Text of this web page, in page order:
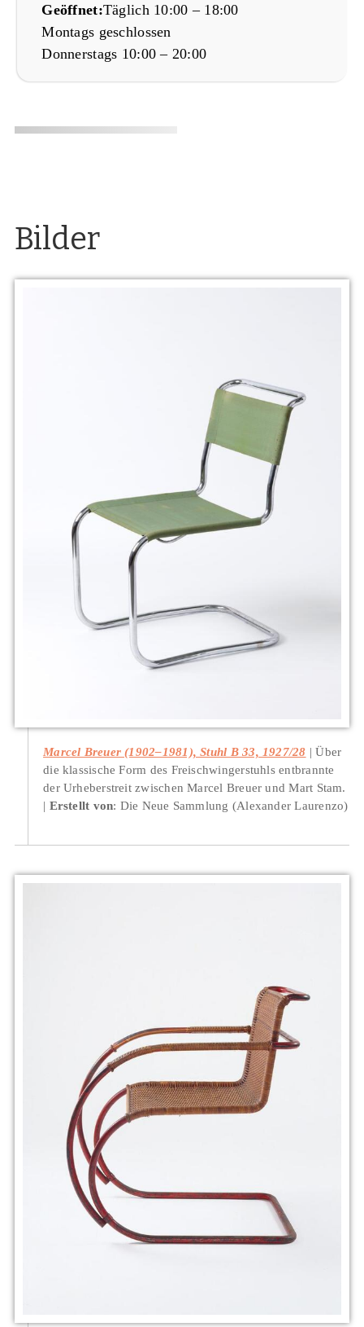
Geöffnet:Täglich 10:00 – 18:00
Montags geschlossen
Donnerstags 10:00 – 20:00
Bilder
Marcel Breuer (1902–1981), Stuhl B 33, 1927/28
Über
die klassische Form des Freischwingerstuhls entbrannte
der Urheberstreit zwischen Marcel Breuer und Mart Stam.
Erstellt von: Die Neue Sammlung (Alexander Laurenzo)